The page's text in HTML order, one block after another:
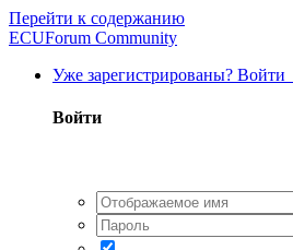
Перейти к содержанию
ECUForum Community
Уже зарегистрированы? Войти
Войти